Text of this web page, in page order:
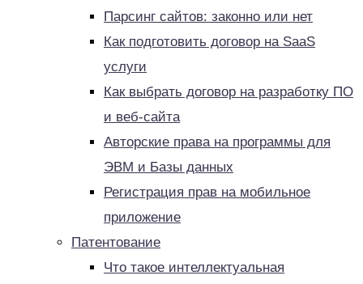
Парсинг сайтов: законно или нет
Как подготовить договор на SaaS
услуги
Как выбрать договор на разработку ПО
и веб-сайта
Авторские права на программы для
ЭВМ и Базы данных
Регистрация прав на мобильное
приложение
Патентование
Что такое интеллектуальная